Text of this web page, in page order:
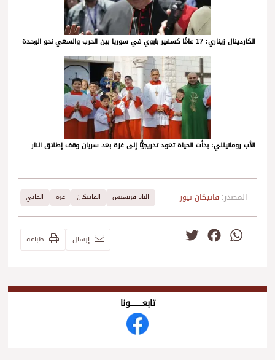
الكاردينال زيناري: 17 عامًا كسفير بابوي في سوريا بين الحرب والسعي نحو الوحدة
الأب رومانيللي: بدأت الحياة تعود تدريجيًّا إلى غزة بعد سريان وقف إطلاق النار
المصدر: فاتيكان نيوز البابا فرنسيس الفاتيكان غزة الفاتي
WhatsApp
Facebook إرسال طباعة
تابعــــــــــونا